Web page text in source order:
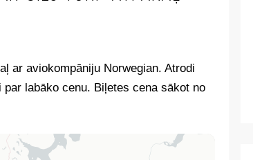
ar aviokompāniju Norwegian. Atrodi
labāko cenu. Biļetes cena sākot no